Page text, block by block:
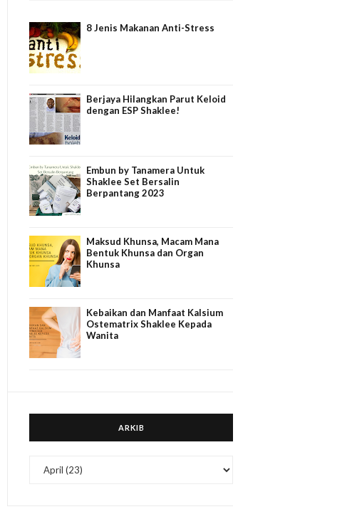
8 Jenis Makanan Anti-Stress
Berjaya Hilangkan Parut Keloid
dengan ESP Shaklee!
Embun by Tanamera Untuk
Shaklee Set Bersalin
Berpantang 2023
Maksud Khunsa, Macam Mana
Bentuk Khunsa dan Organ
Khunsa
Kebaikan dan Manfaat Kalsium
Ostematrix Shaklee Kepada
Wanita
ARKIB